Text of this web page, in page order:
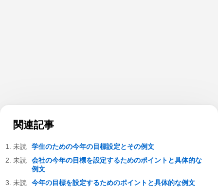
関連記事
学生のための今年の目標設定とその例文
会社の今年の目標を設定するためのポイントと具体的な
例文
今年の目標を設定するためのポイントと具体的な例文